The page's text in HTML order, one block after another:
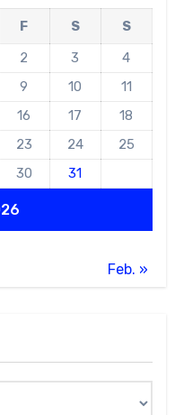
F S
S
2 3
4
9 10
11
16 17
18
23 24
25
30 31
Feb. »